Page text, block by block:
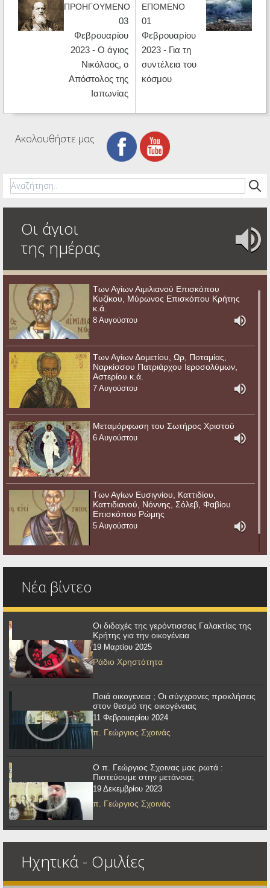
ΠΡΟΗΓΟΥΜΕΝΟ
03
Φεβρουαρίου
2023 - Ο άγιος
Νικόλαος, ο
Απόστολος της
Ιαπωνίας
ΕΠΟΜΕΝΟ
01
Φεβρουαρίου
2023 - Για τη
συντέλεια του
κόσμου
Ακολουθήστε μας
Οι άγιοι
της ημέρας
Των Αγίων Αιμιλιανού Επισκόπου
Κυζίκου, Μύρωνος Επισκόπου Κρήτης
κ.ά.
8 Αυγούστου
Των Αγίων Δομετίου, Ωρ, Ποταμίας,
Ναρκίσσου Πατριάρχου Ιεροσολύμων,
Αστερίου κ.ά.
7 Αυγούστου
Μεταμόρφωση του Σωτήρος Χριστού
6 Αυγούστου
Των Αγίων Ευσιγνίου, Καττιδίου,
Καττιδιανού, Νόννης, Σόλεβ, Φαβίου
Επισκόπου Ρώμης
5 Αυγούστου
Νέα βίντεο
Οι διδαχές της γερόντισσας Γαλακτίας της
Κρήτης για την οικογένεια
19 Μαρτίου 2025
Ράδιο Χρηστότητα
Ποιά οικογενεια ; Οι σύγχρονες προκλήσεις
στον θεσμό της οικογένειας
11 Φεβρουαρίου 2024
π. Γεώργιος Σχοινάς
Ο π. Γεώργιος Σχοινας μας ρωτά :
Πιστεύουμε στην μετάνοια;
19 Δεκεμβρίου 2023
π. Γεώργιος Σχοινάς
Ηχητικά - Ομιλίες